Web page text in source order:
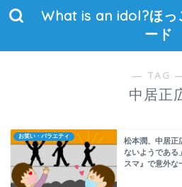
What is an idol?ほっ
ード
― TAG
中居正
お笑い・バラエティ
松本潤、中居正
ないようである
スマ』で意外な